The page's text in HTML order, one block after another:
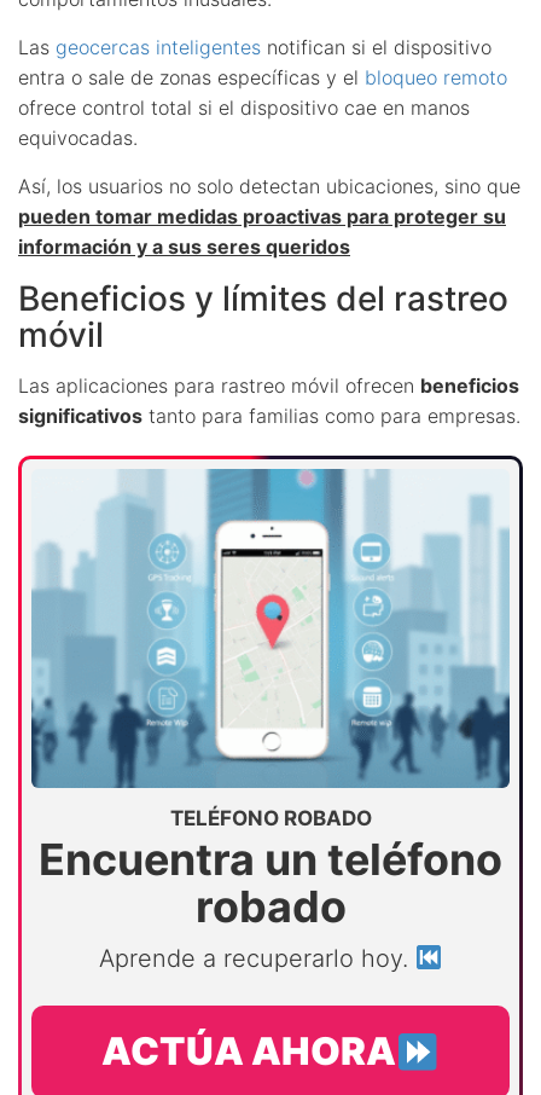
Las geocercas inteligentes notifican si el dispositivo
entra o sale de zonas específicas y el bloqueo remoto
ofrece control total si el dispositivo cae en manos
equivocadas.
Así, los usuarios no solo detectan ubicaciones, sino que
pueden tomar medidas proactivas para proteger su
información y a sus seres queridos
Beneficios y límites del rastreo
móvil
Las aplicaciones para rastreo móvil ofrecen beneficios
significativos tanto para familias como para empresas.
TELÉFONO ROBADO
Encuentra un teléfono
robado
Aprende a recuperarlo hoy.
ACTÚA AHORA